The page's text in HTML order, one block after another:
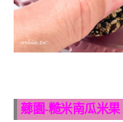
薌園-糙米南瓜米果